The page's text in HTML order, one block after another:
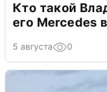
Кто такой
его Mercedes
5 августа 0